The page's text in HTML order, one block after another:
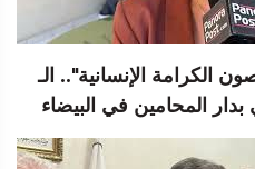
الكرامة الإنسانية".. الـ